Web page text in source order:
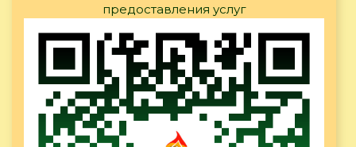
предоставления услуг